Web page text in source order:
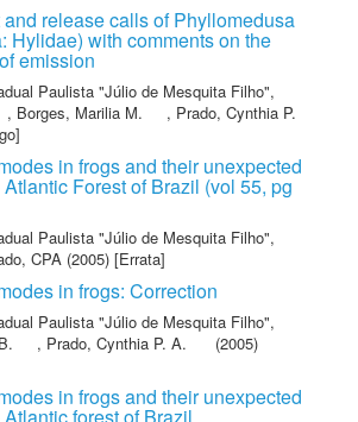
release calls of Phyllomedusa
Hylidae) with comments on the
emission
Paulista "Júlio de Mesquita Filho",
, Borges, Marilia M. , Prado, Cynthia P.
in frogs and their unexpected
Forest of Brazil (vol 55, pg
Paulista "Júlio de Mesquita Filho",
CPA (2005) [Errata]
in frogs: Correction
Paulista "Júlio de Mesquita Filho",
, Prado, Cynthia P. A.
(2005)
in frogs and their unexpected